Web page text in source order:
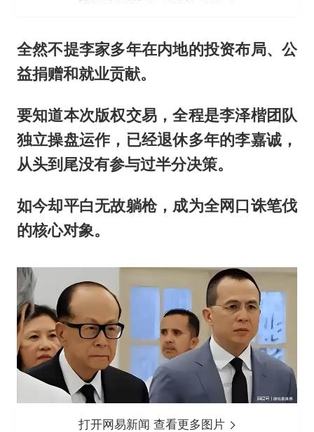
全然不提李家多年在内地的投资布局、公
益捐赠和就业贡献。
要知道本次版权交易，全程是李泽楷团队
独立操盘运作，已经退休多年的李嘉诚，
从头到尾没有参与过半分决策。
如今却平白无故躺枪，成为全网口诛笔伐
的核心对象。
打开网易新闻 查看更多图片